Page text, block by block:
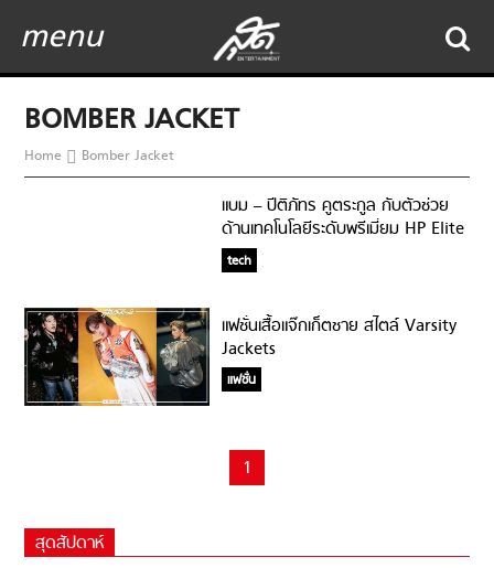
menu
BOMBER JACKET
Home Bomber Jacket
แบม – ปีติภัทร คูตระกูล กับตัวช่วย
ด้านเทคโนโลยีระดับพรีเมี่ยม HP Elite
Dragonfly
tech
แฟชั่นเสื้อแจ๊กเก็ตชาย สไตล์ Varsity
Jackets
แฟชั่น
1
สุดสัปดาห์